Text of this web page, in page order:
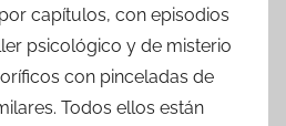
capítulos, con episodios
psicológico y de misterio
con pinceladas de
Todos ellos están